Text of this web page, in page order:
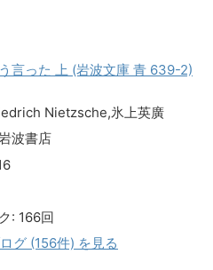
言った 上 (岩波文庫 青 639-2)
Nietzsche,氷上英廣
波書店
: 166回
グ (156件) を見る